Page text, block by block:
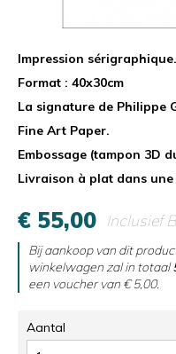
Impression sérigraphique.
Format : 40x30cm
La signature de Philippe
Fine Art Paper.
Embossage (tampon 3D
Livraison à plat dans
€ 55,00 Inclusief
Bij aankoop van dit
winkelwagen zal in totaal
een voucher van € 5,00.
Aantal